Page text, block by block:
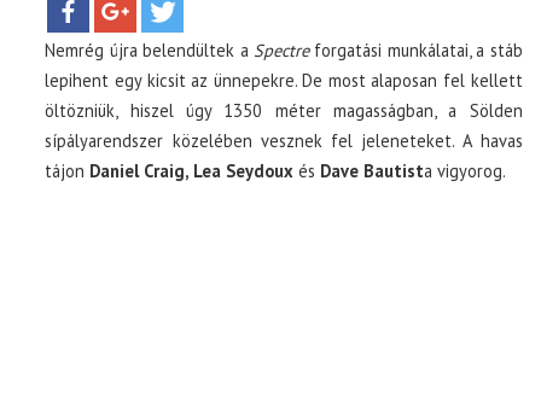
TOP10
KULISSZA
Nemrég újra belendültek a Spectreforgatási munkálatai, a stáb
lepihent egy kicsit az ünnepekre. De most alaposan fel kellett
öltözniük, hiszel úgy 1350 méter magasságban, a Sölden
sípályarendszer közelében vesznek fel jeleneteket. A havas
tájon Daniel Craig, Lea Seydoux és Dave Bautista vigyorog.